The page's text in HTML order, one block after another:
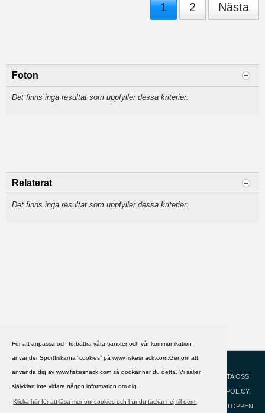
För att anpassa och förbättra våra tjänster och vår kommunikation
använder Sportfiskarna ”cookies” på www.fiskesnack.com.Genom att
använda dig av www.fiskesnack.com så godkänner du detta. Vi säljer
självklart inte vidare någon information om dig.
Klicka här för att läsa mer om cookies och hur du tackar nej till dem.
1 2 Nästa
Foton
Det finns inga resultat som uppfyller dessa kriterier.
Relaterat
Det finns inga resultat som uppfyller dessa kriterier.
HJÄLP
KONTAKTA OSS
COOKIEPOLICY
GÅ TILL TOPPEN